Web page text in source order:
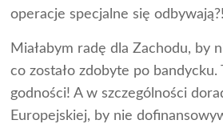
operacje specjalne się odbywają?!
Miałabym radę dla Zachodu, by
co zostało zdobyte po bandycku.
godności! A w szczególności
Europejskiej, by nie